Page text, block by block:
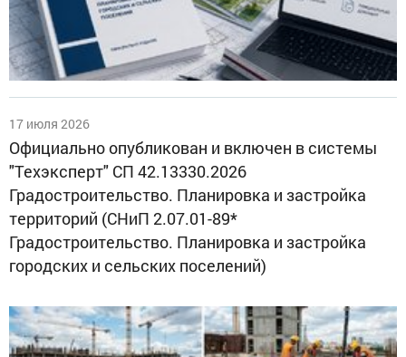
17 июля 2026
Официально опубликован и включен в системы
"Техэксперт" СП 42.13330.2026
Градостроительство. Планировка и застройка
территорий (СНиП 2.07.01-89*
Градостроительство. Планировка и застройка
городских и сельских поселений)